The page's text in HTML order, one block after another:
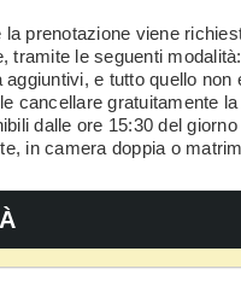
prenotazione viene
tramite le seguenti
e tutto quello
cancellare gratuitamente
dalle ore 15:30 del
in camera doppia o